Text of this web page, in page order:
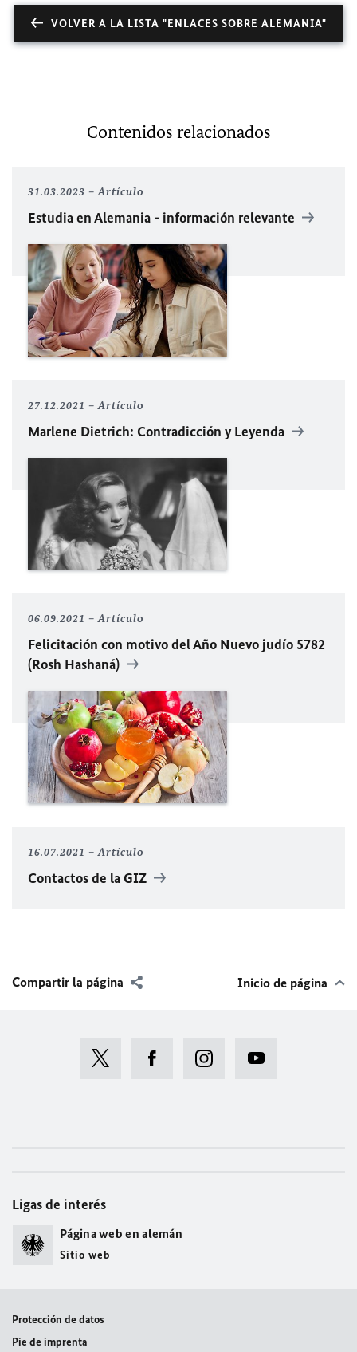
VOLVER A LA LISTA "ENLACES SOBRE ALEMANIA"
Contenidos relacionados
31.03.2023 Artículo
Estudia en Alemania - información relevante
27.12.2021 Artículo
Marlene Dietrich: Contradicción y Leyenda
06.09.2021 Artículo
Felicitación con motivo del Año Nuevo judío 5782
(Rosh Hashaná)
16.07.2021 Artículo
Contactos de la GIZ
Compartir la página Inicio de página
Ligas de interés
Página web en alemán
Sitio web
Protección de datos
Pie de imprenta